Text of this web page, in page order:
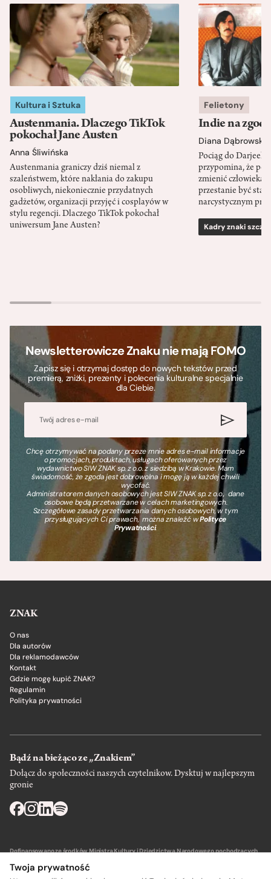
Kultura i Sztuka
Austenmania. Dlaczego TikTok
pokochał Jane Austen
Anna Śliwińska
Austenmania graniczy dziś niemal z
szaleństwem, które nakłania do zakupu
osobliwych, niekoniecznie przydatnych
gadżetów, organizacji przyjęć i cosplayów w
stylu regencji. Dlaczego TikTok pokochał
uniwersum Jane Austen?
Felietony
Indie na
Diana Dąbrowska
Pociąg do
przypomina, że
zmienić człowieka
przestanie być
narcystycznym
Kadry znaki
Newsletterowicze Znaku nie mają FOMO
Zapisz się i otrzymaj dostęp do nowych tekstów przed
premierą, zniżki, prezenty i polecenia kulturalne specjalnie
dla Ciebie.
Chcę otrzymywać na podany przeze mnie adres e-mail informacje
o promocjach, produktach, usługach oferowanych przez
wydawnictwo SIW ZNAK sp. z o.o. z siedzibą w Krakowie. Mam
świadomość, że zgoda jest dobrowolna i mogę ją w każdej chwili
wycofać.
Administratorem danych osobowych jest SIW ZNAK sp. z o.o., dane
osobowe będą przetwarzane w celach marketingowych.
Szczegółowe zasady przetwarzania danych osobowych, w tym
przysługujących Ci prawach, można znaleźć wPolityce
Prywatności.
ZNAK
O nas
Dla autorów
Dla reklamodawców
Kontakt
Gdzie mogę kupić ZNAK?
Regulamin
Polityka prywatności
Bądź na bieżąco ze „Znakiem”
Dołącz do społeczności naszych czytelnikow. Dysktuj w najlepszym
gronie
Dofinansowano ze środków Ministra Kultury i Dziedzictwa Narodowego pochodzących
Twoja prywatność